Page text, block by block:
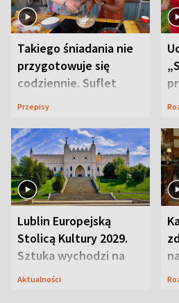
Takiego śniadania nie
przygotowuje się
codziennie. Suflet
serowy zachwyca
Przepisy
Lublin Europejską
Stolicą Kultury 2029.
Sztuka wychodzi na
ulice
Aktualności
ją